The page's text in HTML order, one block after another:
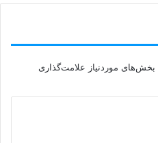
بخش‌های موردنیاز علامت‌گذاری